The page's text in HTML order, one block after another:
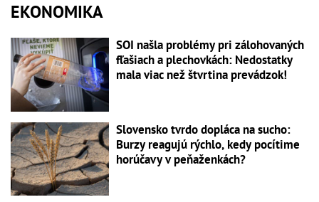
EKONOMIKA
SOI našla problémy pri zálohovaných
fľašiach a plechovkách: Nedostatky
mala viac než štvrtina prevádzok!
Slovensko tvrdo dopláca na sucho:
Burzy reagujú rýchlo, kedy pocítime
horúčavy v peňaženkách?